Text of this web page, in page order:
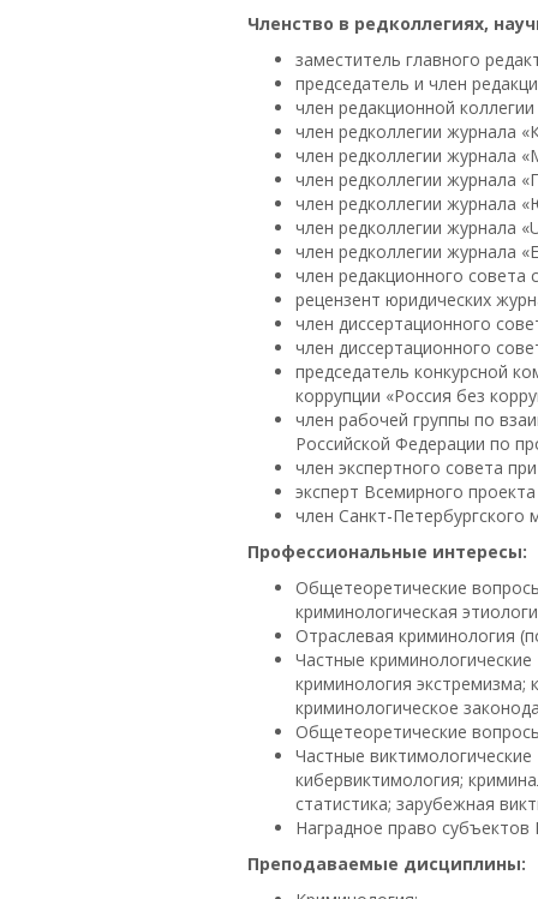
Членство в редколлегиях,
заместитель главного
председатель и член
член редакционной
член редколлегии журнала
член редколлегии журнала
член редколлегии журнала
член редколлегии журнала
член редколлегии журнала
член редколлегии журнала
член редакционного совета
рецензент юридических
член диссертационного
член диссертационного
председатель конкурсной
коррупции «Россия без
член рабочей группы по
Российской Федерации по
член экспертного совета
эксперт Всемирного
член Санкт-Петербургского
Профессиональные интересы:
Общетеоретические
криминологическая
Отраслевая криминология
Частные
криминология экстремизма;
криминологическое
Общетеоретические
Частные
кибервиктимология;
статистика; зарубежная
Наградное право субъектов
Преподаваемые дисциплины: